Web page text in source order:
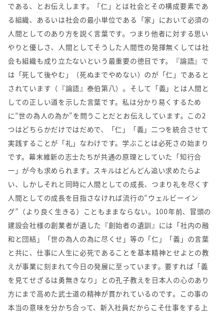
である、とお伝えします。「仁」とは社会とその構成要素であ
る組織、あるいは社会の最小単位である「家」において必須の
人間としてのあり方を説く言葉です。つまり他者に対する思い
やりと優しさ、人間としてそうした人間性の発揮無くしては社
会も組織も成り立たないという最重要の徳目です。『論語』で
は「死して後やむ」（死ぬまでやめない）のが「仁」であると
されています（『論語』泰伯第八）。そして「義」とは人間と
しての正しい道を示した言葉です。私は分かり易くするため
に“世の為人の為か”を問うことだとお伝えしています。この2
つはどちらかだけではだめで、「仁」「義」二つを統合させて
実践することが「礼」なわけです。学ぶことは必死さの始まり
です。幕末維新の志士たちが共通の原理としていた「知行合
一」が今も求められます。スキルはどんどん追い求めたらよ
い、しかしそれと同時に人間としての成長、つまり礼を尽くす
人間としての成長を目指さなければ流行の“ウェルビーイン
グ”（より良く生きる）こともままならない。100年前、冒頭の
建設会社様の創業者が遺した『創始者の遺訓』には「社内の融
和と団結」「世の為人の為に尽くせ」等の「仁」「義」の言葉
と共に、仕事に人生に必死であることを基本精神とせよとの教
えが事業に刻まれて今日の発展に至っています。要すれば「義
を見てせざるは勇無きなり」との孔子教えを日本人の心のあり
方にまで高めた武士道の精神が貫かれているのです。この事の
本当の意味を分かち合って、新入社員だからこそ仕事をする上